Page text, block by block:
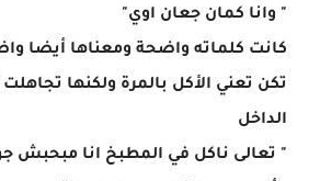
" وانا كمان جعان اوي"
كانت كلماته واضحة ومعناها أيضا
تكن تعني الأكل بالمرة ولكنها
الداخل
" تعالى ناكل في المطبخ انا مبحبش